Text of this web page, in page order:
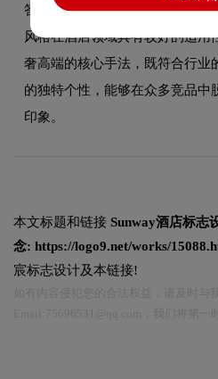
答：Sunway品牌logo整体呈现
风格在酒店领域具有较好的适用
奢高端的核心手法，既符合行业
的独特个性，能够在众多竞品中
印象。
本文标题和链接 Sunway酒店标志
念: https://logo9.net/works/
宸标志设计及本链接!